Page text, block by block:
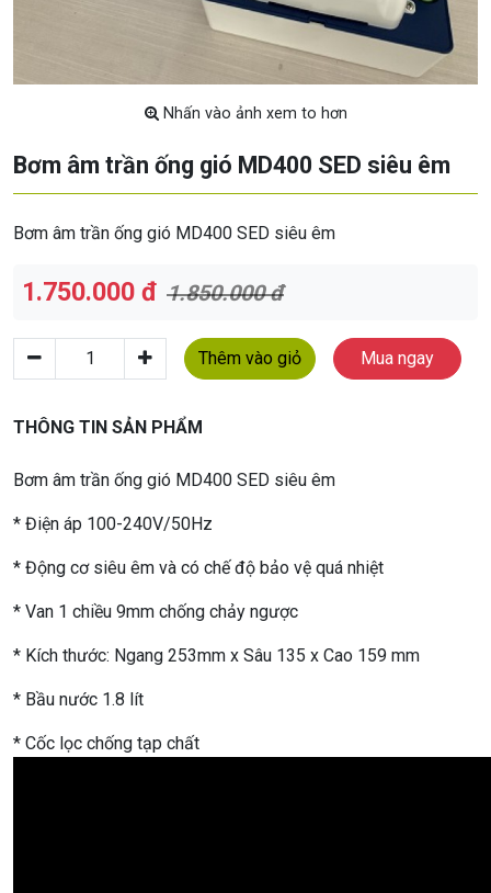
Nhấn vào ảnh xem to hơn
Bơm âm trần ống gió MD400 SED siêu êm
Bơm âm trần ống gió MD400 SED siêu êm
1.750.000 đ 1.850.000 đ
Thêm vào giỏ Mua ngay
THÔNG TIN SẢN PHẨM
Bơm âm trần ống gió MD400 SED siêu êm
* Điện áp 100-240V/50Hz
* Động cơ siêu êm và có chế độ bảo vệ quá nhiệt
* Van 1 chiều 9mm chống chảy ngược
* Kích thước: Ngang 253mm x Sâu 135 x Cao 159 mm
* Bầu nước 1.8 lít
* Cốc lọc chống tạp chất